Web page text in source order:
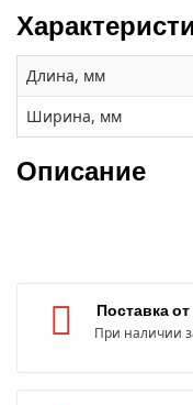
Длина, мм
Ширина, мм
Описание
Поставка
При наличии